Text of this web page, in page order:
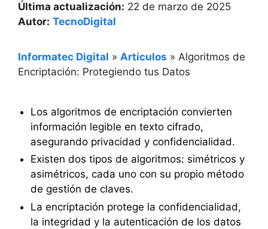
Última actualización: 22 de marzo de 2025
Autor: TecnoDigital
Informatec Digital » Artículos » Algoritmos de
Encriptación: Protegiendo tus Datos
Los algoritmos de encriptación convierten
información legible en texto cifrado,
asegurando privacidad y confidencialidad.
Existen dos tipos de algoritmos: simétricos y
asimétricos, cada uno con su propio método
de gestión de claves.
La encriptación protege la confidencialidad,
la integridad y la autenticación de los datos